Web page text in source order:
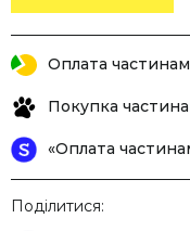
Оплата
Покупка
«Оплата
Поділитися: